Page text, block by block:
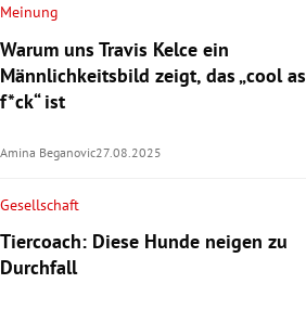
Meinung
Warum uns Travis Kelce ein
Männlichkeitsbild zeigt, das „cool as
f*ck“ ist
Amina Beganovic27.08.2025
Gesellschaft
Tiercoach: Diese Hunde neigen zu
Durchfall